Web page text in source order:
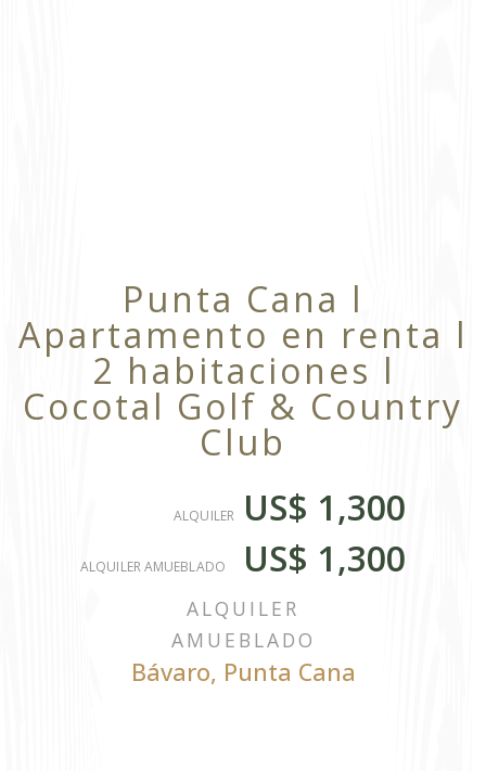
Punta Cana l
Apartamento en renta l
2 habitaciones l
Cocotal Golf & Country
Club
ALQUILER US$ 1,300
ALQUILER AMUEBLADO US$ 1,300
ALQUILER
AMUEBLADO
Bávaro, Punta Cana